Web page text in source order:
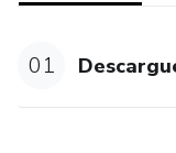
01